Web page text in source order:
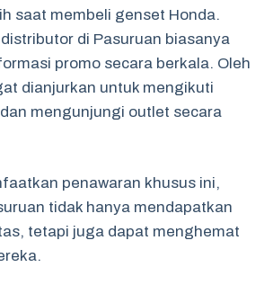
saat membeli genset Honda.
di Pasuruan biasanya
promo secara berkala. Oleh
dianjurkan untuk mengikuti
mengunjungi outlet secara
penawaran khusus ini,
tidak hanya mendapatkan
tetapi juga dapat menghemat